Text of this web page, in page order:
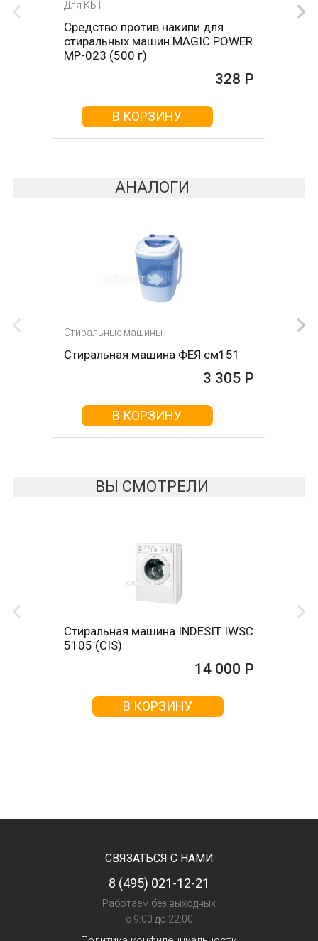
Для КБТ
Средство против накипи для
стиральных машин MAGIC POWER
MP-023 (500 г)
328 Р
В КОРЗИНУ
Для КБТ
Средство против накипи для
стиральных машин BON BN-023
(500 г)
161 Р
В КОРЗИНУ
АНАЛОГИ
Стиральные машины
Стиральная машина ФЕЯ см151
3 305 Р
В КОРЗИНУ
Стиральные машины
Стиральная машина ВОЛТЕРА
СМ-1 Принцесса синий бак
В КОРЗИНУ
ВЫ СМОТРЕЛИ
Стиральная машина INDESIT IWSC
5105 (CIS)
14 000 Р
В КОРЗИНУ
СВЯЗАТЬСЯ С НАМИ
8 (495) 021-12-21
Работаем без выходных
с 9:00 до 22:00